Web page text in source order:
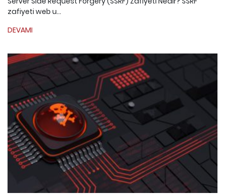
zafiyeti web u...
DEVAMI